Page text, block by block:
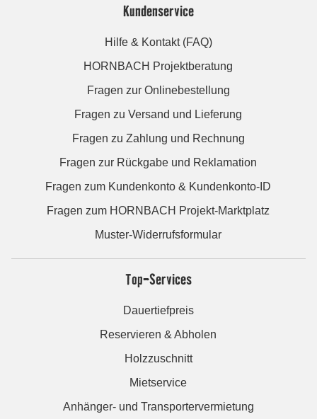
Kundenservice
Hilfe & Kontakt (FAQ)
HORNBACH Projektberatung
Fragen zur Onlinebestellung
Fragen zu Versand und Lieferung
Fragen zu Zahlung und Rechnung
Fragen zur Rückgabe und Reklamation
Fragen zum Kundenkonto & Kundenkonto-ID
Fragen zum HORNBACH Projekt-Marktplatz
Muster-Widerrufsformular
Top-Services
Dauertiefpreis
Reservieren & Abholen
Holzzuschnitt
Mietservice
Anhänger- und Transportervermietung